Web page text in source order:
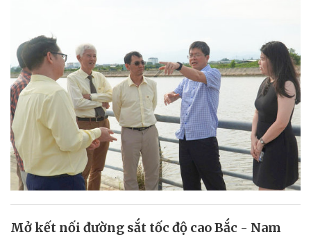
Mở kết nối đường sắt tốc độ cao Bắc - Nam